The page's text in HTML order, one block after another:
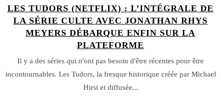
LES TUDORS (NETFLIX) : L’INTÉGRALE DE
LA SÉRIE CULTE AVEC JONATHAN RHYS
MEYERS DÉBARQUE ENFIN SUR LA
PLATEFORME
Il y a des séries qui n'ont pas besoin d'être récentes pour être
incontournables. Les Tudors, la fresque historique créée par Michael
Hirst et diffusée...